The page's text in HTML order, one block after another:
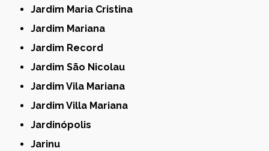
Jardim Maria Cristina
Jardim Mariana
Jardim Record
Jardim São Nicolau
Jardim Vila Mariana
Jardim Villa Mariana
Jardinópolis
Jarinu